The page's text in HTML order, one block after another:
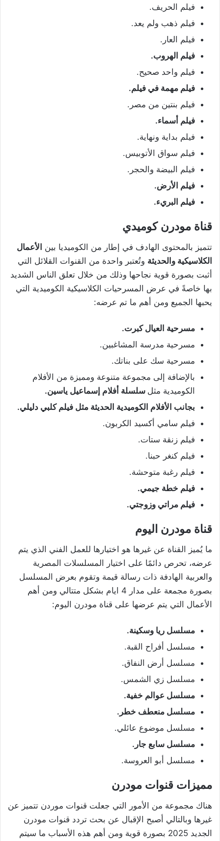
فيلم الحريف.
فيلم ذهب ولم يعد.
فيلم العار.
فيلم الهروب.
فيلم واحد صحيح.
فيلم مهمة في فيلم.
فيلم بنتين من مصر.
فيلم أسماء.
فيلم بداية ونهاية.
فيلم سواق الأتوبيس.
فيلم البيضة والحجر.
فيلم الأرض.
فيلم البريء.
قناة مودرن كوميدي
تتميز بالمحتوى الهادف في إطار من الكوميديا بين الأعمال
الكلاسيكية والحديثة وتُعتبر واحدة من القنوات القلائل التي
أثبت بصورة قوية نجاحها وذلك من خلال تعلق الناس الشديد
بها خاصةً في عرض المسرحيات الكلاسيكية الكوميدية التي
يحبها الجميع ومن أهم ما تم عرضه:
مسرحية العيال كبرت.
مسرحية مدرسة المشاغبين.
مسرحية سك على بناتك.
بالإضافة إلى مجموعة متنوعة ومميزة من الأفلام
الكوميدية مثل سلسلة أفلام إسماعيل ياسين.
بجانب الأفلام الكوميدية الحديثة مثل فيلم كلبي دليلي.
فيلم سامي أكسيد الكربون.
فيلم زنقة ستات.
فيلم كنغر حبنا.
فيلم رغبة متوحشة.
فيلم خطة جيمي.
فيلم مراتي وزوجتي.
قناة مودرن اليوم
ما يُميز القناة عن غيرها هو اختيارها للعمل الفني الذي يتم
عرضه، تحرص دائمًا على اختيار المسلسلات المصرية
والعربية الهادفة ذات رسالة قيمة وتقوم بعرض المسلسل
بصورة مجمعة على مدار 4 ايام بشكل متتالي ومن أهم
الأعمال التي يتم عرضها على قناة مودرن اليوم:
مسلسل ريا وسكينة.
مسلسل أفراح القبة.
مسلسل أرض النفاق.
مسلسل زي الشمس.
مسلسل عوالم خفية.
مسلسل منعطف خطر.
مسلسل موضوع عائلي.
مسلسل سابع جار.
مسلسل أبو العروسة.
مميزات قنوات مودرن
هناك مجموعة من الأمور التي جعلت قنوات موردن تتميز عن
غيرها وبالتالي أصبح الإقبال عن بحث تردد قنوات مودرن
الجديد 2025 بصورة قوية ومن أهم هذه الأسباب ما سيتم